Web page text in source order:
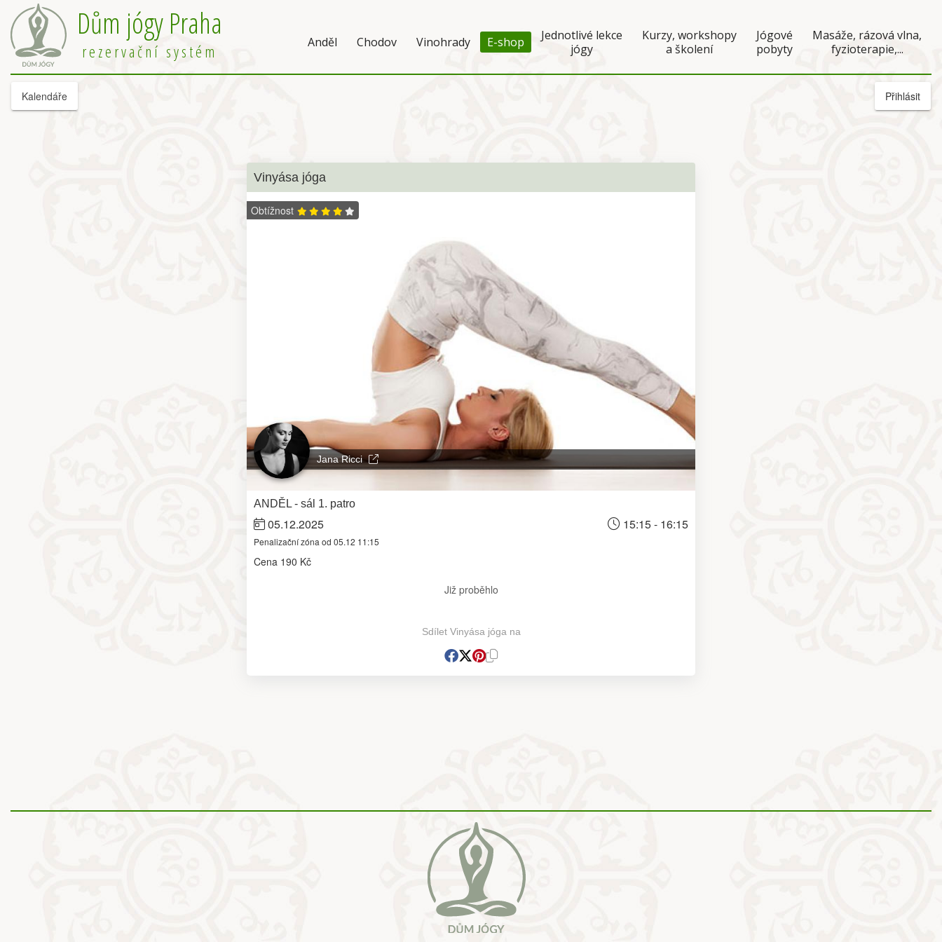
Dům jógy Praha
rezervační systém Anděl Chodov Vinohrady E-shop
Jednotlivé lekce
jógy
Kurzy, workshopy
a školení
Jógové
pobyty
Masáže, rázová vlna,
fyzioterapie,...
Kalendáře Přihlásit
Vinyása jóga
Obtížnost
Jana Ricci
ANDĚL - sál 1. patro
05.12.2025 15:15 - 16:15
Penalizační zóna od 05.12 11:15
Cena 190 Kč
Již proběhlo
Sdílet Vinyása jóga na